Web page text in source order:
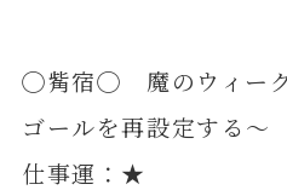
◯觜宿◯ 魔のウィーク
ゴールを再設定する～
仕事運：★